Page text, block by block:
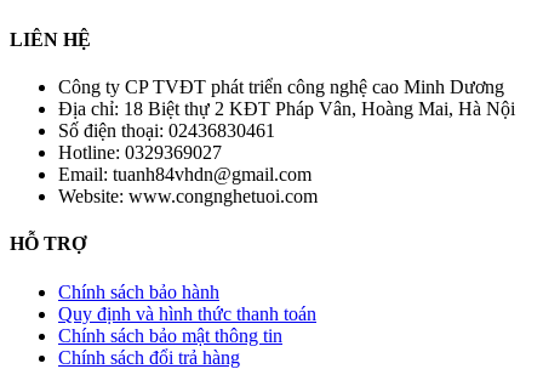
LIÊN HỆ
Công ty CP TVĐT phát triển công nghệ cao Minh Dương
Địa chỉ: 18 Biệt thự 2 KĐT Pháp Vân, Hoàng Mai, Hà Nội
Số điện thoại: 02436830461
Hotline: 0329369027
Email: tuanh84vhdn@gmail.com
Website: www.congnghetuoi.com
HỖ TRỢ
Chính sách bảo hành
Quy định và hình thức thanh toán
Chính sách bảo mật thông tin
Chính sách đổi trả hàng